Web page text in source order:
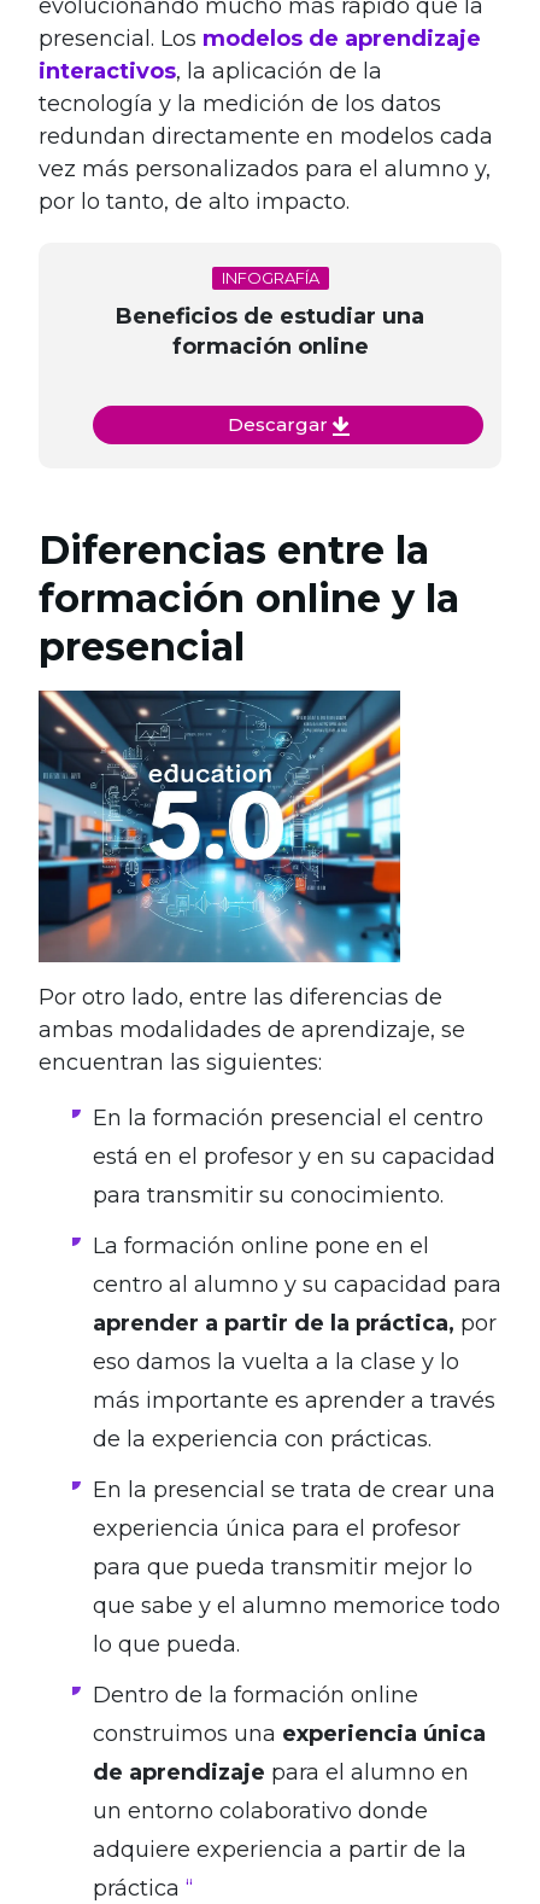
evolucionando mucho más rápido que la
presencial. Los modelos de aprendizaje
interactivos, la aplicación de la
tecnología y la medición de los datos
redundan directamente en modelos cada
vez más personalizados para el alumno y,
por lo tanto, de alto impacto.
INFOGRAFÍA
Beneficios de estudiar una
formación online
Descargar
Diferencias entre la
formación online y la
presencial
Por otro lado, entre las diferencias de
ambas modalidades de aprendizaje, se
encuentran las siguientes:
En la formación presencial el centro
está en el profesor y en su capacidad
para transmitir su conocimiento.
La formación online pone en el
centro al alumno y su capacidad para
aprender a partir de la práctica, por
eso damos la vuelta a la clase y lo
más importante es aprender a través
de la experiencia con prácticas.
En la presencial se trata de crear una
experiencia única para el profesor
para que pueda transmitir mejor lo
que sabe y el alumno memorice todo
lo que pueda.
Dentro de la formación online
construimos una experiencia única
de aprendizaje para el alumno en
un entorno colaborativo donde
adquiere experiencia a partir de la
práctica “